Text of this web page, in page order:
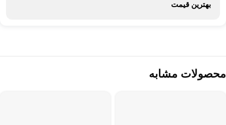
بهترین قیمت
محصولات مشابه